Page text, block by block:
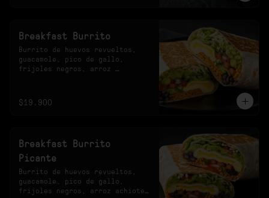
Breakfast Burrito
Burrito de huevos revueltos,
guacamole, pico de gallo,
frijoles negros, arroz
$19.900
Breakfast Burrito
Picante
Burrito de huevos revueltos,
guacamole, pico de gallo,
frijoles negros, arroz achiote,